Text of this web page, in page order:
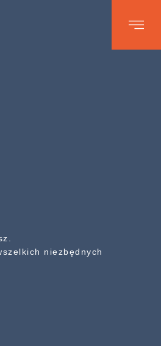
niezbędnych